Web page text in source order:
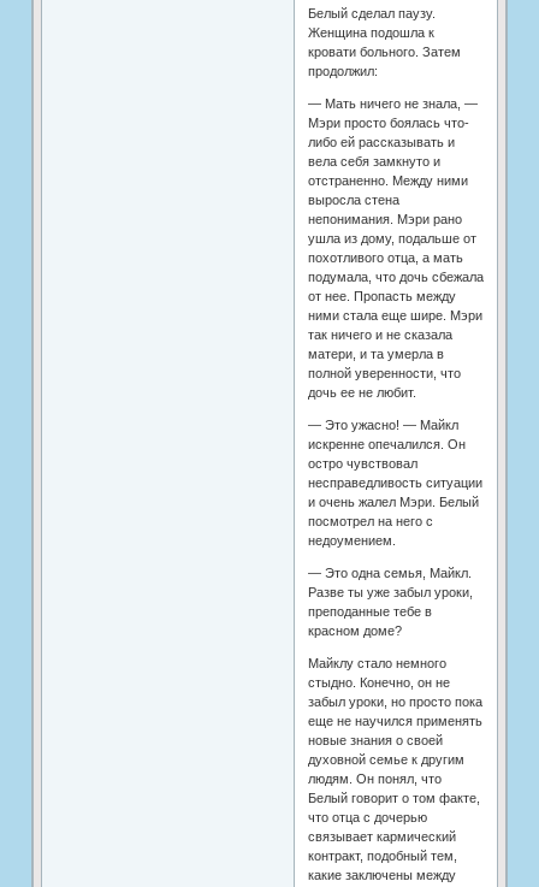
Белый сделал паузу.
Женщина подошла к
кровати больного. Затем
продолжил:
— Мать ничего не знала, —
Мэри просто боялась что-
либо ей рассказывать и
вела себя замкнуто и
отстраненно. Между ними
выросла стена
непонимания. Мэри рано
ушла из дому, подальше от
похотливого отца, а мать
подумала, что дочь сбежала
от нее. Пропасть между
ними стала еще шире. Мэри
так ничего и не сказала
матери, и та умерла в
полной уверенности, что
дочь ее не любит.
— Это ужасно! — Майкл
искренне опечалился. Он
остро чувствовал
несправедливость ситуации
и очень жалел Мэри. Белый
посмотрел на него с
недоумением.
— Это одна семья, Майкл.
Разве ты уже забыл уроки,
преподанные тебе в
красном доме?
Майклу стало немного
стыдно. Конечно, он не
забыл уроки, но просто пока
еще не научился применять
новые знания о своей
духовной семье к другим
людям. Он понял, что
Белый говорит о том факте,
что отца с дочерью
связывает кармический
контракт, подобный тем,
какие заключены между